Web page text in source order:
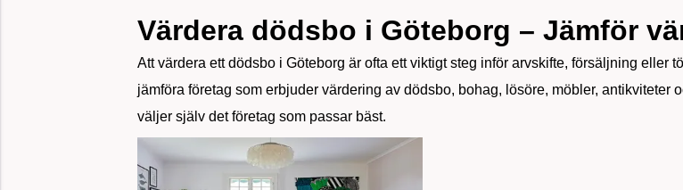
Värdera dödsbo i Göteborg – Jämför
Att värdera ett dödsbo i Göteborg är ofta ett viktigt steg inför arvskifte, försäljning eller
jämföra företag som erbjuder värdering av dödsbo, bohag, lösöre, möbler, antikviteter
väljer själv det företag som passar bäst.